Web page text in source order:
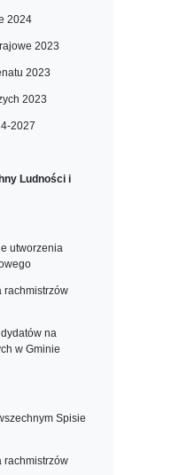
2024
2023
2023
2023
2027
Ludności i
utworzenia
rachmistrzów
na
w Gminie
Spisie
rachmistrzów